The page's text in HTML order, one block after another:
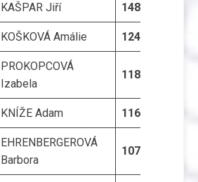
KAŠPAR Jiří 1488
KOŠKOVÁ Amálie 1249
PROKOPCOVÁ
Izabela
1189
KNÍŽE Adam 1161
EHRENBERGEROVÁ
Barbora
1075